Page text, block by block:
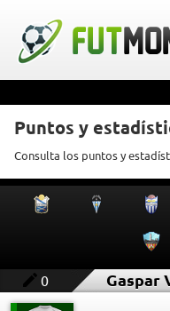
Puntos y
Consulta los puntos y
0 Gaspar